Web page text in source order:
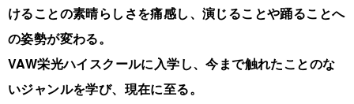
けることの素晴らしさを痛感し、演じることや踊ることへ
の姿勢が変わる。
VAW栄光ハイスクールに入学し、今まで触れたことのな
いジャンルを学び、現在に至る。